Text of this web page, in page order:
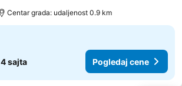
Centar grada: udaljenost 0.9 km
4 sajta Pogledaj cene